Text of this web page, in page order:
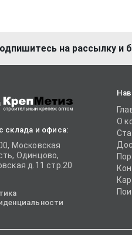
на рассылку и
склада и офиса:
Московская
Одинцово,
д.11 стр.20
О